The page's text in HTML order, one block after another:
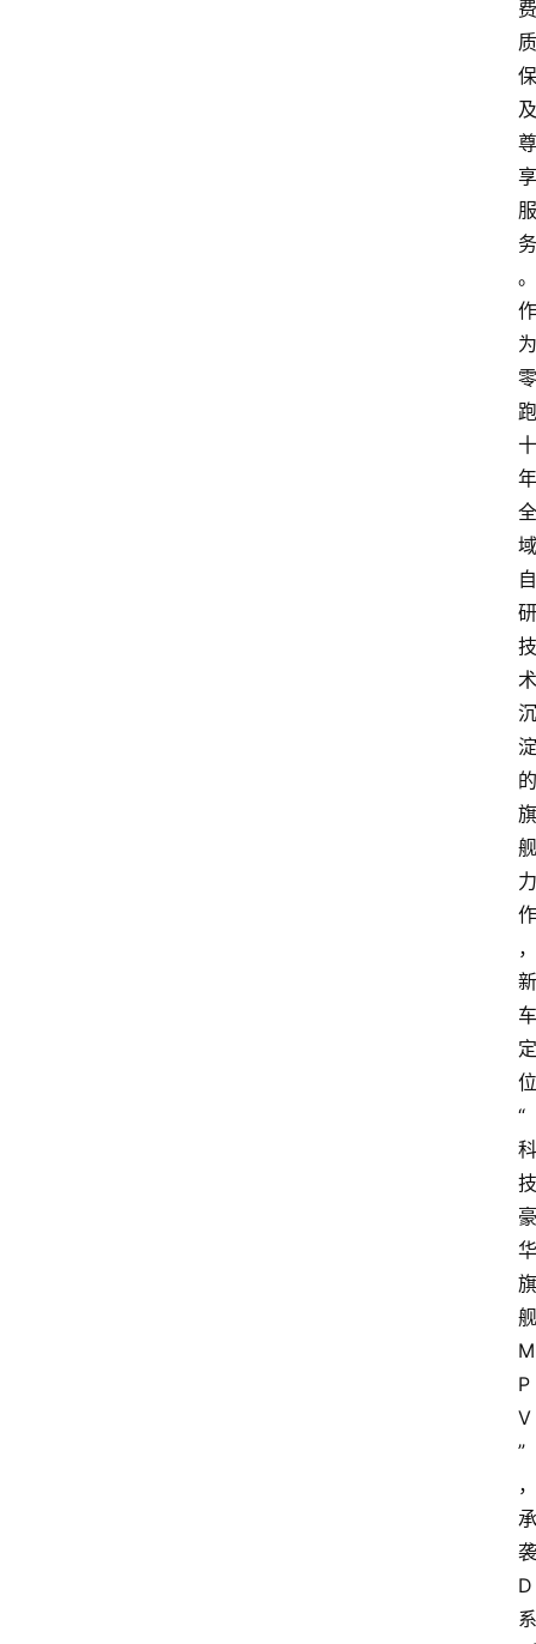
费
质
保
及
尊
享
服
务
。
作
为
零
跑
十
年
全
域
自
研
技
术
沉
淀
的
旗
舰
力
作
，
新
车
定
位
“
科
技
豪
华
旗
舰
M
P
V
”
，
承
袭
D
系